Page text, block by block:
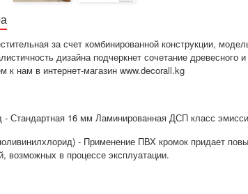
за счет комбинированной конструкции,
дизайна подчеркнет сочетание
к нам в интернет-магазин www.decorall.kg
16 мм Ламинированная ДСП класс
- Применение ПВХ кромок придает
возможных в процессе эксплуатации.